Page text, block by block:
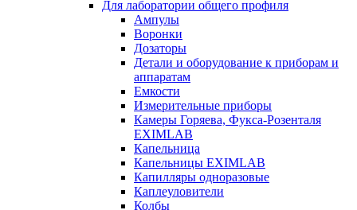
Для лаборатории общего профиля
Ампулы
Воронки
Дозаторы
Детали и оборудование к приборам и
аппаратам
Емкости
Измерительные приборы
Камеры Горяева, Фукса-Розенталя
EXIMLAB
Капельница
Капельницы EXIMLAB
Капилляры одноразовые
Каплеуловители
Колбы